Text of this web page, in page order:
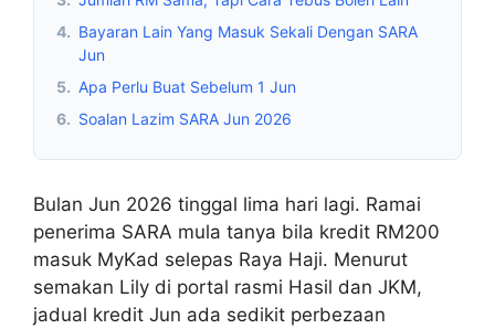
4. Bayaran Lain Yang Masuk Sekali Dengan SARA
Jun
5. Apa Perlu Buat Sebelum 1 Jun
6. Soalan Lazim SARA Jun 2026
Bulan Jun 2026 tinggal lima hari lagi. Ramai
penerima SARA mula tanya bila kredit RM200
masuk MyKad selepas Raya Haji. Menurut
semakan Lily di portal rasmi Hasil dan JKM,
jadual kredit Jun ada sedikit perbezaan